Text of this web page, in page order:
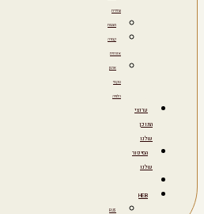
עתידית
מצבות
קבורה
אזרחית
ארגון
טקסי
הלוויה
ערוצי
התוכן
שלנו
הסיפור
שלנו
HEB
RUS